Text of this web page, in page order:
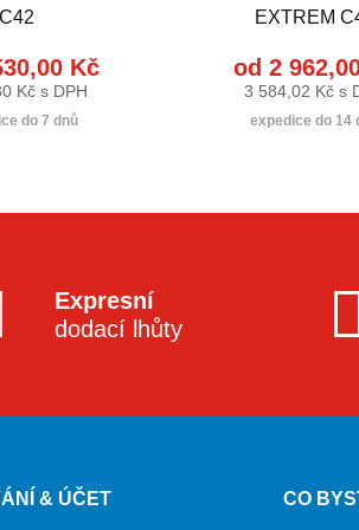
C42
Kč
Kč s DPH
do 7 dnů
EXTREM
od 2
3 584,02 Kč s
expedice do 14
Expresní
dodací lhůty
& ÚČET CO